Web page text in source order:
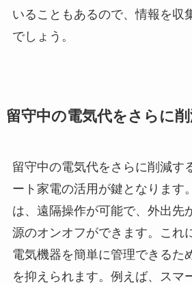
いることもあるので、情報を収
でしょう。
留守中の電気代をさらに
留守中の電気代をさらに削減す
ート家電の活用が鍵となります
は、遠隔操作が可能で、外出先
源のオンオフができます。これ
電気機器を簡単に管理できるた
を抑えられます。例えば、スマ